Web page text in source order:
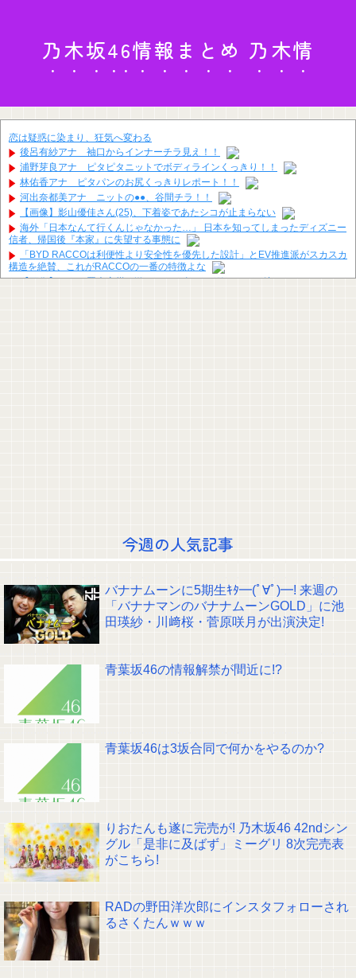
乃木坂46情報まとめ 乃木情
恋は疑惑に染まり、狂気へ変わる
後呂有紗アナ 袖口からインナーチラ見え！！
浦野芽良アナ ピタピタニットでボディラインくっきり！！
林佑香アナ ピタパンのお尻くっきりレポート！！
河出奈都美アナ ニットの●●、谷間チラ！！
【画像】影山優佳さん(25)、下着姿であたシコが止まらない
海外「日本なんて行くんじゃなかった…」 日本を知ってしまったディズニー
信者、帰国後『本家』に失望する事態に
「BYD RACCOは利便性より安全性を優先した設計」とEV推進派がスカスカ
構造を絶賛、これがRACCOの一番の特徴よな
【画像】ワイ、罪木蜜柑の激エ●フィギュアが欲しすぎて泣く・・・・・・
次回の東パソゲストは5期生からこの2人が登場！！！【乃木坂46】
クレバテスⅡ-魔獣の王と偽りの勇者伝承- 第4話 感想：敵を探すよりトアの
【元日向坂46】ジャンボさん、某OGと新番組始動へ！！
【櫻坂46】山田桃実からお知らせ
Powered by livedoor 相互RSS
今週の人気記事
バナナムーンに5期生ｷﾀ━(ﾟ∀ﾟ)━! 来週の
「バナナマンのバナナムーンGOLD」に池
田瑛紗・川﨑桜・菅原咲月が出演決定!
青葉坂46の情報解禁が間近に!?
青葉坂46は3坂合同で何かをやるのか?
りおたんも遂に完売が! 乃木坂46 42ndシン
グル「是非に及ばず」ミーグリ 8次完売表
がこちら!
RADの野田洋次郎にインスタフォローされ
るさくたんｗｗｗ